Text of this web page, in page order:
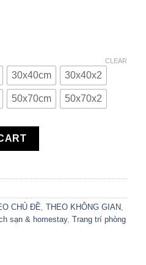
30x40cm 30x40x2
50x70cm 50x70x2
CLEAR
Màu TB-1023 quantity
CHỦ ĐỀ, THEO KHÔNG GIAN,
sạn & homestay, Trang trí phòng